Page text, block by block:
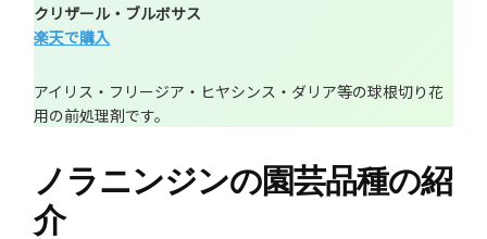
クリザール・ブルボサス
楽天で購入
アイリス・フリージア・ヒヤシンス・ダリア等の球根切り花
用の前処理剤です。
ノラニンジンの園芸品種の紹
介